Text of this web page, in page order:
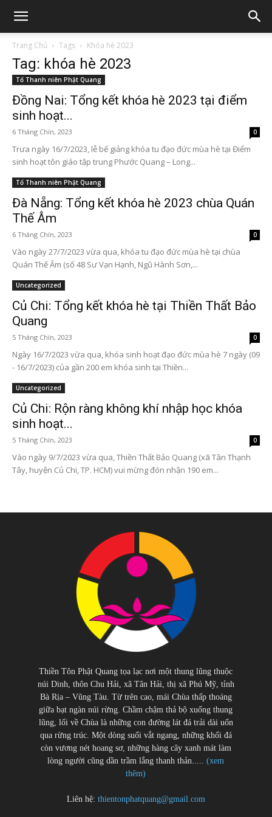
Trang Chủ Tags Khóa hè 2023
Tag: khóa hè 2023
Tổ Thanh niên Phật Quang
Đồng Nai: Tổng kết khóa hè 2023 tại điểm
sinh hoạt...
6 Tháng Chín, 2023 0
Trưa ngày 16/7/2023, lễ bế giảng khóa tu đạo đức mùa hè tại Điểm
sinh hoạt tôn giáo tập trung Phước Quang – Long...
Tổ Thanh niên Phật Quang
Đà Nẵng: Tổng kết khóa hè 2023 chùa Quán
Thế Âm
6 Tháng Chín, 2023 0
Vào ngày 27/7/2023 vừa qua, khóa tu đạo đức mùa hè tại chùa
Quán Thế Âm (số 48 Sư Vạn Hạnh, Ngũ Hành Sơn,...
Uncategorized
Củ Chi: Tổng kết khóa hè tại Thiền Thất Bảo
Quang
5 Tháng Chín, 2023 0
Ngày 16/7/2023 vừa qua, khóa sinh hoạt đạo đức mùa hè 7 ngày (09
- 16/7/2023) của gần 200 em khóa sinh tại Thiền...
Uncategorized
Củ Chi: Rộn ràng không khí nhập học khóa
sinh hoạt...
5 Tháng Chín, 2023 0
Vào ngày 9/7/2023 vừa qua, Thiền Thất Bảo Quang (xã Tân Thạnh
Tây, huyện Củ Chi, TP. HCM) vui mừng đón nhận 190 em...
Thiền Tôn Phật Quang tọa lạc nơi một thung lũng thuộc
núi Dinh, thôn Chu Hải, xã Tân Hải, thị xã Phú Mỹ, tỉnh
Bà Rịa – Vũng Tàu. Từ trên cao, mái Chùa thấp thoáng
giữa bạt ngàn núi rừng. Chầm chậm thả bộ xuống thung
lũng, lối về Chùa là những con đường lát đá trải dài uốn
qua rừng trúc. Một dòng suối vắt ngang, những khối đá
còn vương nét hoang sơ, những hàng cây xanh mát làm
lòng người cũng dần trầm lắng thanh thản.....(xem
thêm)
Liên hệ: thientonphatquang@gmail.com